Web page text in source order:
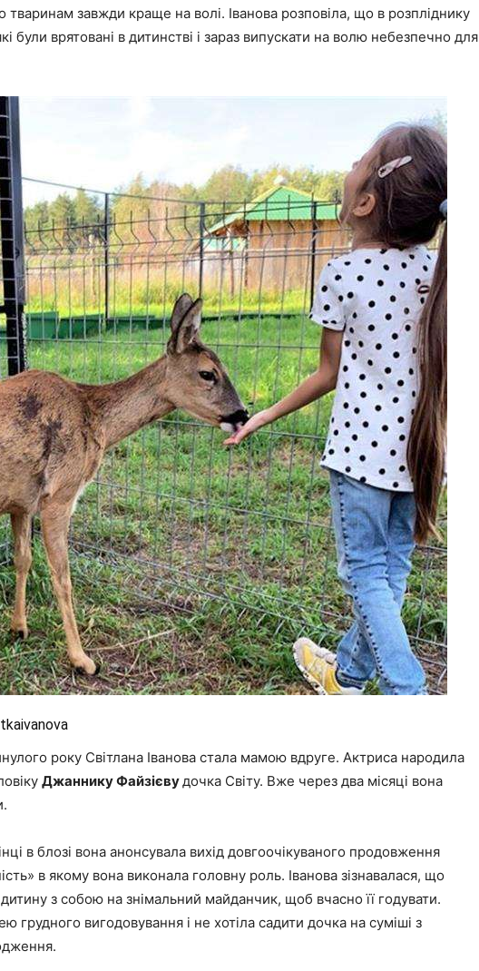
тваринам завжди краще на волі. Іванова розповіла, що в розпліднику
були врятовані в дитинстві і зараз випускати на волю небезпечно для
року Світлана Іванова стала мамою вдруге. Актриса народила
Джаннику Файзієвудочка Світу. Вже через два місяці вона
в блозі вона анонсувала вихід довгоочікуваного продовження
в якому вона виконала головну роль. Іванова зізнавалася, що
з собою на знімальний майданчик, щоб вчасно її годувати.
грудного вигодовування і не хотіла садити дочка на суміші з